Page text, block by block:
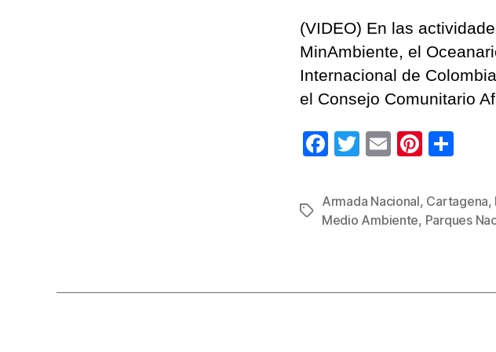
(VIDEO) En las
MinAmbiente, el
Internacional de
el Consejo Comunitario
F
c
e
o
T
tt
er
E
ail
Pi
er
e
m
p
Etiquetas
Armada Nacional, Cartagena,
Medio Ambiente, Parques